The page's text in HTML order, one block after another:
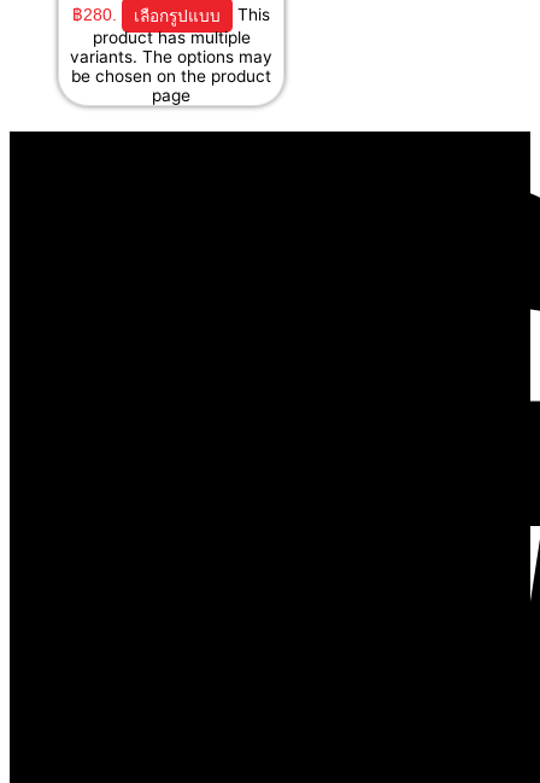
฿280.
เลือกรูปแบบ
This
product has multiple
variants. The options may
be chosen on the product
page